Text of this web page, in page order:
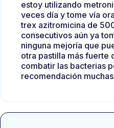
estoy utilizando
veces día y tome vía
trex azitromicina de
consecutivos aún ya
ninguna mejoría que
otra pastilla más fuerte
combatir las bacterias
recomendación